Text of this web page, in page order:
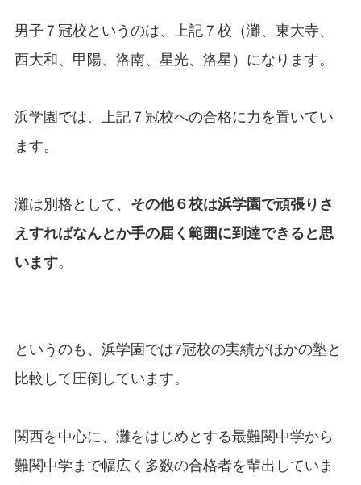
男子７冠校というのは、上記７校（灘、東大寺、
西大和、甲陽、洛南、星光、洛星）になります。
浜学園では、上記７冠校への合格に力を置いてい
ます。
灘は別格として、 その他６校は浜学園で頑張りさ
えすればなんとか手の届く範囲に到達できると思
います。
というのも、浜学園では7冠校の実績がほかの塾と
比較して圧倒しています。
関西を中心に、灘をはじめとする最難関中学から
難関中学まで幅広く多数の合格者を輩出していま